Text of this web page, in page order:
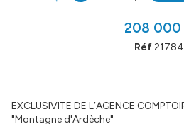
208 000
Réf21784
EXCLUSIVITE DE L’AGENCE
"Montagne d'Ardèche"